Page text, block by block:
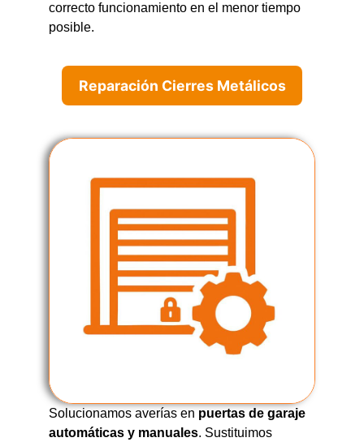
correcto funcionamiento en el menor tiempo
posible.
Reparación Cierres Metálicos
Solucionamos averías en puertas de garaje
automáticas y manuales. Sustituimos